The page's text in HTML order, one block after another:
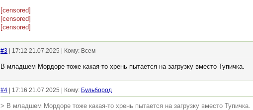
[censored]
[censored]
[censored]
#3 | 17:12 21.07.2025 | Кому: Всем
В младшем Мордоре тоже какая-то хрень пытается на загрузку вместо Тупичка.
#4 | 17:16 21.07.2025 | Кому: Бульбород
> В младшем Мордоре тоже какая-то хрень пытается на загрузку вместо Тупичка.